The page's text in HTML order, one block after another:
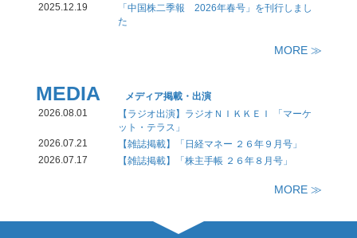
2025.12.19
「中国株二季報 2026年春号」を刊行しまし
た
MORE ≫
MEDIA
メディア掲載・出演
2026.08.01
【ラジオ出演】ラジオＮＩＫＫＥＩ 「マーケ
ット・テラス」
2026.07.21
【雑誌掲載】「日経マネー ２６年９月号」
2026.07.17
【雑誌掲載】「株主手帳 ２６年８月号」
MORE ≫